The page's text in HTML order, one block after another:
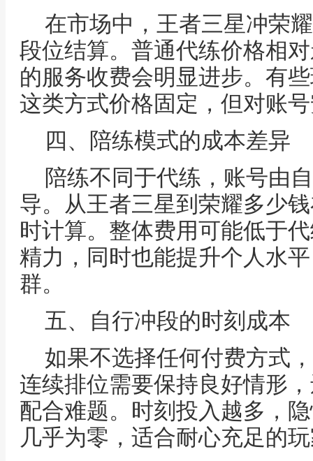
在市场中，王者三星冲荣
段位结算。普通代练价格相
的服务收费会明显进步。有
这类方式价格固定，但对账
四、陪练模式的成本差异
陪练不同于代练，账号由
导。从王者三星到荣耀多少
时计算。整体费用可能低于
精力，同时也能提升个人水
群。
五、自行冲段的时刻成本
如果不选择任何付费方式
连续排位需要保持良好情形
配合难题。时刻投入越多，
几乎为零，适合耐心充足的